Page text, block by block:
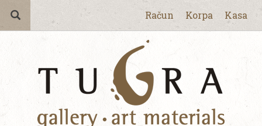
Račun Korpa Kasa